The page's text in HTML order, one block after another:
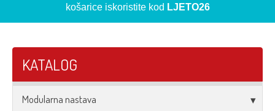
košarice iskoristite kod LJETO26
KATALOG
Modularna nastava